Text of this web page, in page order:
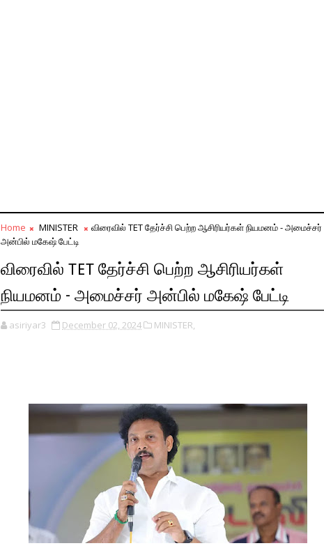
Home MINISTER
விரைவில் TET தேர்ச்சி பெற்ற ஆசிரியர்கள் நியமனம் - அமைச்சர்
அன்பில் மகேஷ் பேட்டி
விரைவில் TET தேர்ச்சி பெற்ற ஆசிரியர்கள்
நியமனம் - அமைச்சர் அன்பில் மகேஷ் பேட்டி
asiriyar3 December 02, 2024 MINISTER,